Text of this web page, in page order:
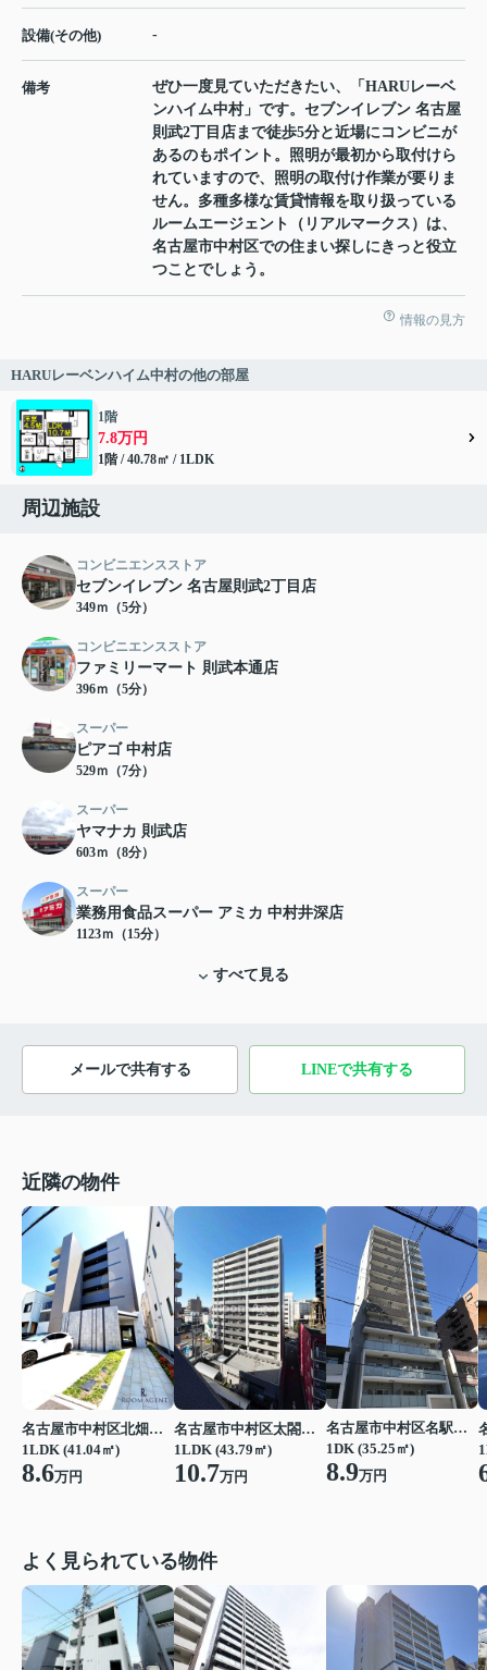
設備(その他) -
備考
ぜひ一度見ていただきたい、「HARUレーベ
ンハイム中村」です。セブンイレブン 名古屋
則武2丁目店まで徒歩5分と近場にコンビニが
あるのもポイント。照明が最初から取付けら
れていますので、照明の取付け作業が要りま
せん。多種多様な賃貸情報を取り扱っている
ルームエージェント（リアルマークス）は、
名古屋市中村区での住まい探しにきっと役立
つことでしょう。
情報の見方
HARUレーベンハイム中村の他の部屋
1階
7.8万円
1階 / 40.78㎡ / 1LDK
周辺施設
コンビニエンスストア
セブンイレブン 名古屋則武2丁目店
349ｍ（5分）
コンビニエンスストア
ファミリーマート 則武本通店
396ｍ（5分）
スーパー
ピアゴ 中村店
529ｍ（7分）
スーパー
ヤマナカ 則武店
603ｍ（8分）
スーパー
業務用食品スーパー アミカ 中村井深店
1123ｍ（15分）
すべて見る
メールで共有する LINEで共有する
近隣の物件
名古屋市中村区北畑町１丁目
1LDK (41.04㎡)
8.6万円
名古屋市中村区太閤通３丁目
1LDK (43.79㎡)
10.7万円
名古屋市中村区名駅５丁目
1DK (35.25㎡)
8.9万円
よく見られている物件